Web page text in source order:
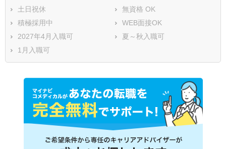
土日祝休
無資格 OK
積極採用中
WEB面接OK
2027年4月入職可
夏～秋入職可
1月入職可